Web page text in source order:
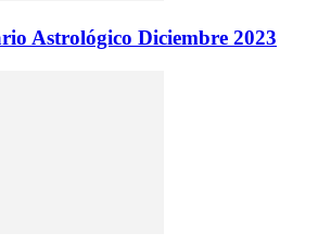
Astrológico Diciembre 2023